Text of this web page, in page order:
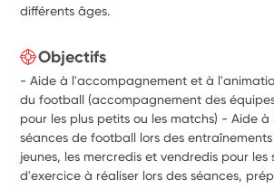
différents âges.
Objectifs
- Aide à l'accompagnement et à
du football (accompagnement des
pour les plus petits ou les matchs) - Aide
séances de football lors des
jeunes, les mercredis et vendredis pour les
d'exercice à réaliser lors des séances,